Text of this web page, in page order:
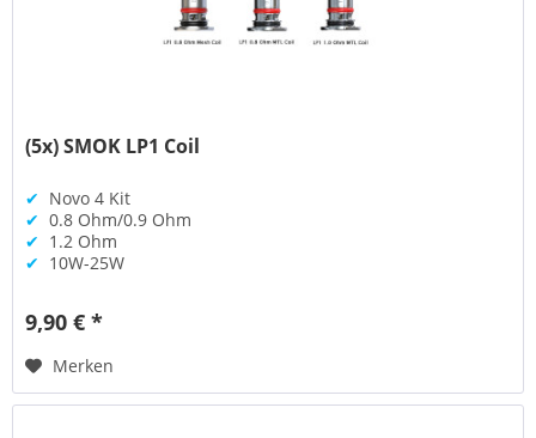
(5x) SMOK LP1 Coil
✔ Novo 4 Kit
✔ 0.8 Ohm/0.9 Ohm
✔ 1.2 Ohm
✔ 10W-25W
9,90 € *
Merken